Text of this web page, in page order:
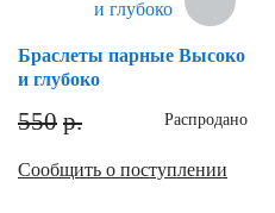
Браслеты парные Высоко
и глубоко
550 р. Распродано
Сообщить о поступлении